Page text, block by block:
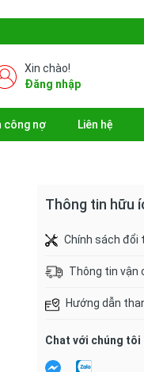
Xin chào!
Đăng nhập
công nợ Liên hệ
Thông tin hữu
Chính sách đổi
Thông tin vận
Hướng dẫn
Chat với chúng tôi